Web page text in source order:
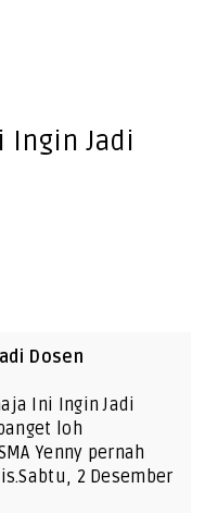
Ingin Jadi
Dosen
Ini Ingin Jadi
loh
Yenny pernah
2 Desember